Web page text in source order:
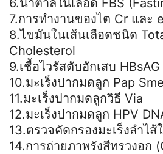
7.การทำงานของไต Cr และ
8.ไขมันในเส้นเลือดชนิด
Cholesterol
9.เชื้อไวรัสตับอักเสบ HBsAG
10.มะเร็งปากมดลูก Pap
11.มะเร็งปากมดลูกวิธี Via
12.มะเร็งปากมดลูก HPV
13.ตรวจคัดกรองมะเร็งลำไ
14.การถ่ายภาพรังสีทรวงอก